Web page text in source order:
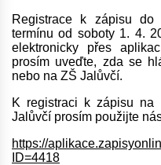
Registrace k zápisu
termínu od soboty 1. 4.
elektronicky přes
prosím uveďte, zda se
nebo na ZŠ Jalůvčí.
K registraci k zápisu na
Jalůvčí prosím použijte
https://
ID=4418